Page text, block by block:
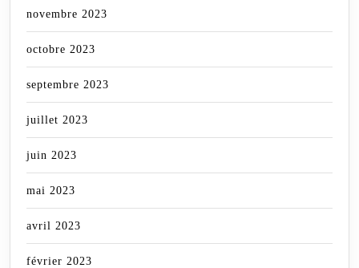
novembre 2023
octobre 2023
septembre 2023
juillet 2023
juin 2023
mai 2023
avril 2023
février 2023